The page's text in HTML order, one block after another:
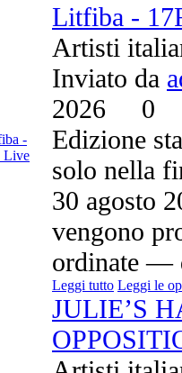
Litfiba -
Artisti
Inviato da
2026 0
Edizione
solo nella
30 agosto
vengono
ordinate —
Leggi tutto Leggi le
JULIE’S